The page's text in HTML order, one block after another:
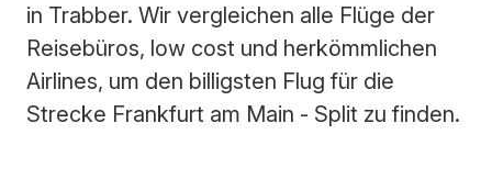
in Trabber. Wir vergleichen alle Flüge der
Reisebüros, low cost und herkömmlichen
Airlines, um den billigsten Flug für die
Strecke Frankfurt am Main - Split zu finden.